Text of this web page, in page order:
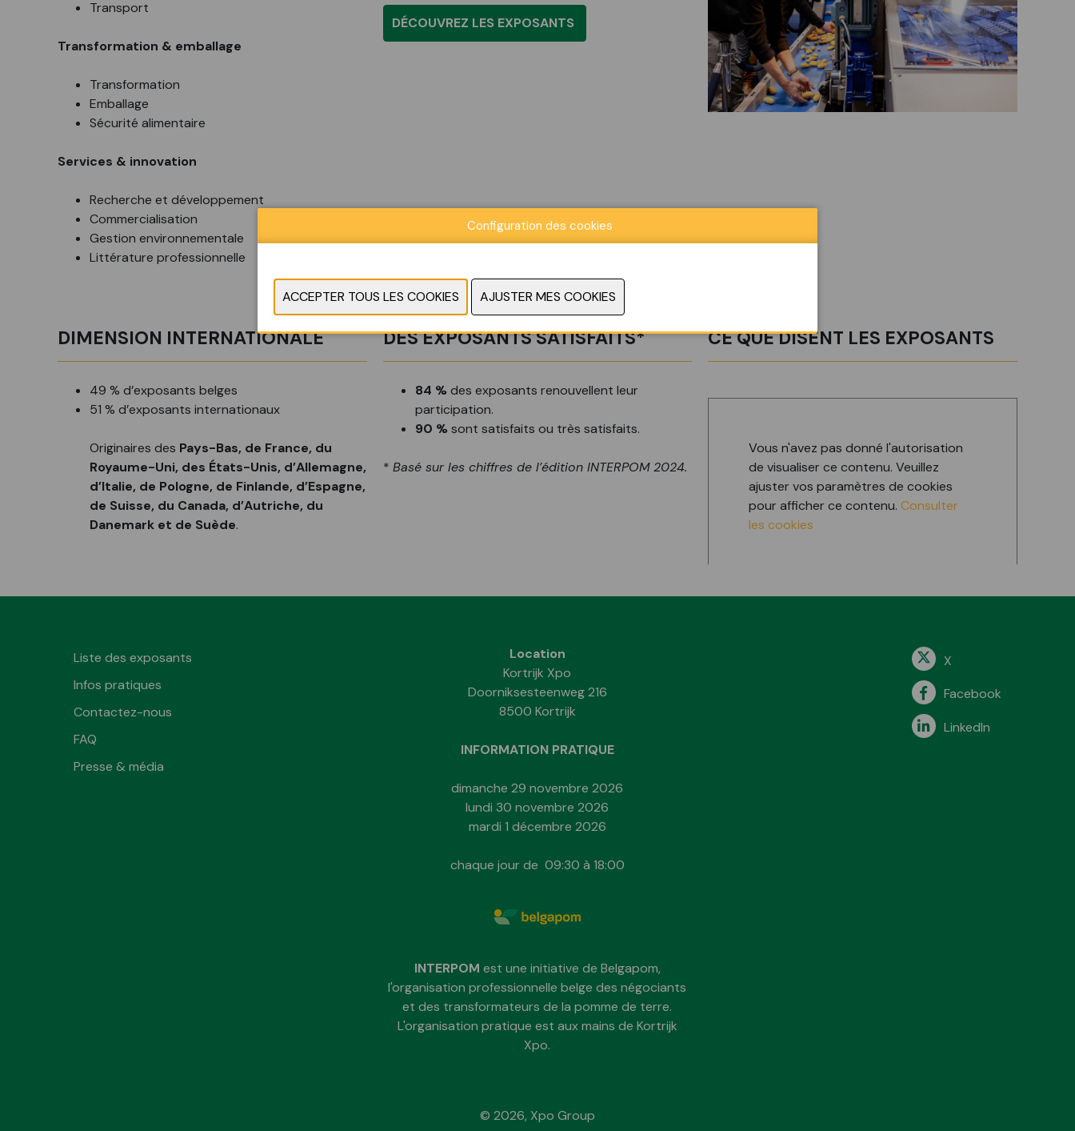
Transport
Transformation & emballage
Transformation
Emballage
Sécurité alimentaire
Services & innovation
Recherche et développement
Commercialisation
Gestion environnementale
Littérature professionnelle
DÉCOUVREZ LES EXPOSANTS
DIMENSION INTERNATIONALE
49 % d’exposants belges
51 % d’exposants internationaux
Originaires des Pays-Bas, de France, du
Royaume-Uni, des États-Unis, d’Allemagne,
d’Italie, de Pologne, de Finlande, d’Espagne,
de Suisse, du Canada, d’Autriche, du
Danemark et de Suède.
DES EXPOSANTS SATISFAITS*
84 % des exposants renouvellent leur
participation.
90 % sont satisfaits ou très satisfaits.
* Basé sur les chiffres de l’édition INTERPOM 2024.
CE QUE DISENT LES EXPOSANTS
Vous n'avez pas donné l'autorisation
de visualiser ce contenu. Veuillez
ajuster vos paramètres de cookies
pour afficher ce contenu.Consulter
les cookies
Liste des exposants
Infos pratiques
Contactez-nous
FAQ
Presse & média
Location
Kortrijk Xpo
Doorniksesteenweg 216
8500 Kortrijk
INFORMATION PRATIQUE
dimanche 29 novembre 2026
lundi 30 novembre 2026
mardi 1 décembre 2026
chaque jour de 09:30 à 18:00
INTERPOM est une initiative de Belgapom,
l'organisation professionnelle belge des négociants
et des transformateurs de la pomme de terre.
L'organisation pratique est aux mains de Kortrijk
Xpo.
X
Facebook
LinkedIn
© 2026, Xpo Group
Configuration des cookies